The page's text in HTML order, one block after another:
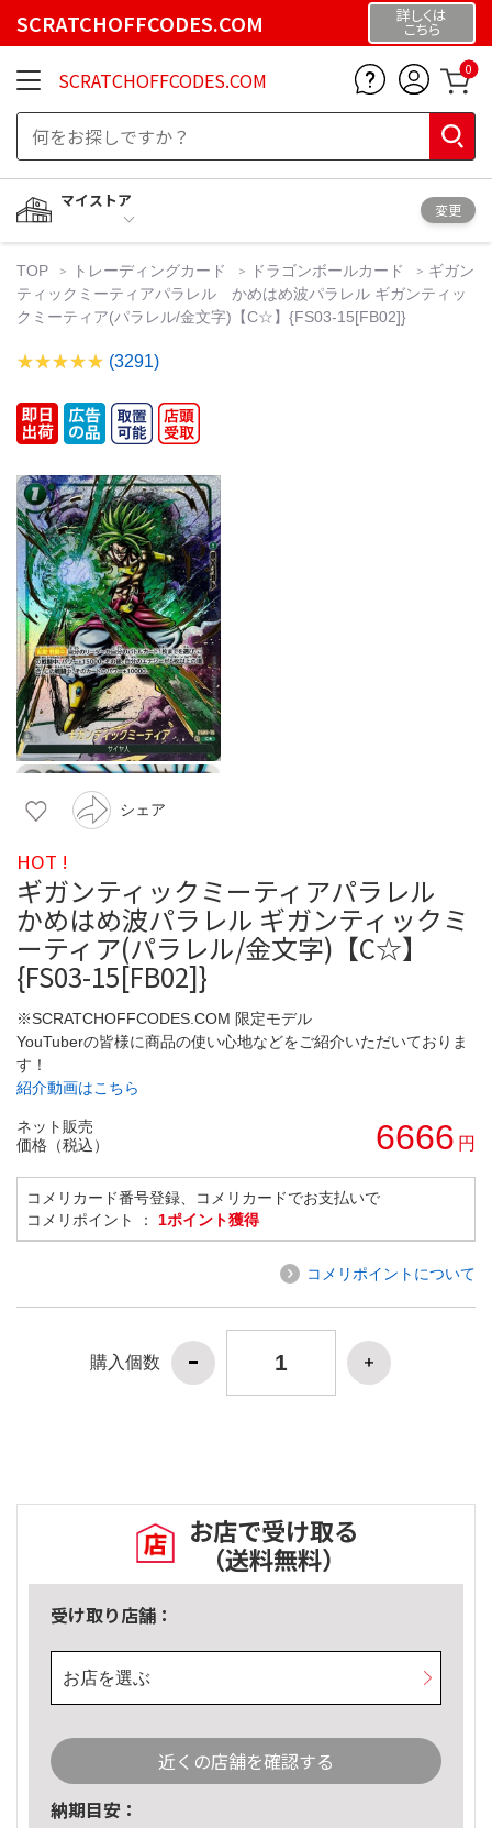
SCRATCHOFFCODES.COM 詳しくは
こちら
SCRATCHOFFCODES.COM 0
マイストア
変更
TOP トレーディングカード ドラゴンボールカード
ギガン
ティックミーティアパラレル かめはめ波パラレル ギガンティッ
クミーティア(パラレル/金文字)【C☆】{FS03-15[FB02]}
(3291)
シェア
HOT !
ギガンティックミーティアパラレル
かめはめ波パラレル ギガンティックミ
ーティア(パラレル/金文字)【C☆】
{FS03-15[FB02]}
※SCRATCHOFFCODES.COM 限定モデル
YouTuberの皆様に商品の使い心地などをご紹介いただいておりま
す！
紹介動画はこちら
ネット販売
価格（税込）
6666 円
コメリカード番号登録、コメリカードでお支払いで
コメリポイント ： 1ポイント獲得
コメリポイントについて
購入個数
お店で受け取る
（送料無料）
受け取り店舗：
お店を選ぶ
近くの店舗を確認する
納期目安：